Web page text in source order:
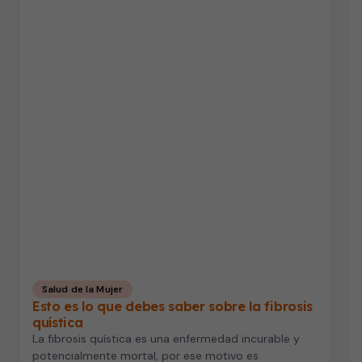
Salud de la Mujer
Esto es lo que debes saber sobre la fibrosis
quística
La fibrosis quística es una enfermedad incurable y
potencialmente mortal, por ese motivo es